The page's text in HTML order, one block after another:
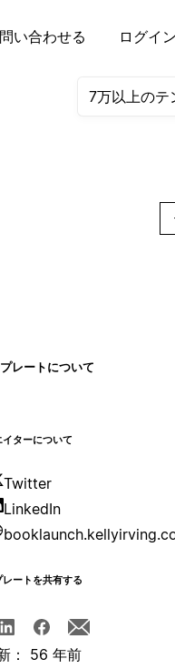
い合わせる ログイン
レートについて
イターについて
Twitter
LinkedIn
レートを共有する
： 56 年前